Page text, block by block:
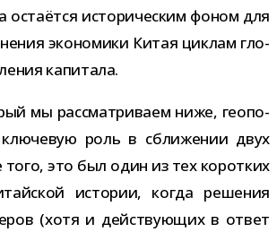
оста­ётся исто­ри­че­ским фоном для
эко­но­мики Китая цик­лам гло­
капитала.
мы рас­смат­ри­ваем ниже, гео­по­
роль в сбли­же­нии двух
того, это был один из тех корот­ких
исто­рии, когда реше­ния
(хотя и дей­ству­ю­щих в ответ